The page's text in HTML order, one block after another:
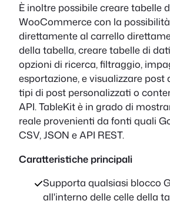
È inoltre possibile creare tabelle
WooCommerce con la
direttamente al carrello
della tabella, creare tabelle di
opzioni di ricerca, filtraggio,
esportazione, e visualizzare post
tipi di post personalizzati o
API. TableKit è in grado di
reale provenienti da fonti quali
CSV, JSON e API REST.
Caratteristiche principali
Supporta qualsiasi blocco
all'interno delle celle della